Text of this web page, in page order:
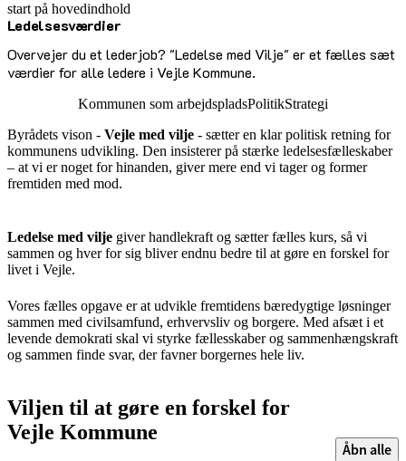
start på hovedindhold
Ledelsesværdier
Overvejer du et lederjob? "Ledelse med Vilje" er et fælles sæt
værdier for alle ledere i Vejle Kommune.
senest opdateret 17. februar 2026
Kommunen som arbejdspladsPolitikStrategi
Byrådets vison - Vejle med vilje - sætter en klar politisk retning for
kommunens udvikling. Den insisterer på stærke ledelsesfælleskaber
– at vi er noget for hinanden, giver mere end vi tager og former
fremtiden med mod.
Ledelse med vilje giver handlekraft og sætter fælles kurs, så vi
sammen og hver for sig bliver endnu bedre til at gøre en forskel for
livet i Vejle.
Vores fælles opgave er at udvikle fremtidens bæredygtige løsninger
sammen med civilsamfund, erhvervsliv og borgere. Med afsæt i et
levende demokrati skal vi styrke fællesskaber og sammenhængskraft
og sammen finde svar, der favner borgernes hele liv.
Viljen til at gøre en forskel for
Vejle Kommune
Åbn alle